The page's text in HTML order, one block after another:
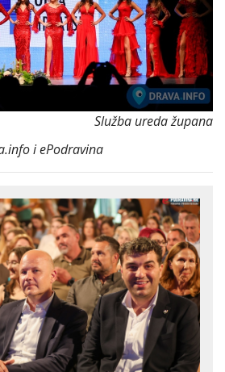
Služba ureda župana
i ePodravina